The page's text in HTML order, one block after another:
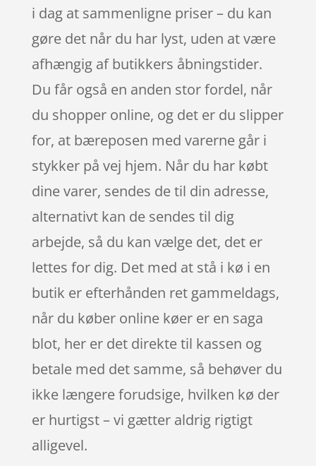
i dag at sammenligne priser – du kan
gøre det når du har lyst, uden at være
afhængig af butikkers åbningstider.
Du får også en anden stor fordel, når
du shopper online, og det er du slipper
for, at bæreposen med varerne går i
stykker på vej hjem. Når du har købt
dine varer, sendes de til din adresse,
alternativt kan de sendes til dig
arbejde, så du kan vælge det, det er
lettes for dig. Det med at stå i kø i en
butik er efterhånden ret gammeldags,
når du køber online køer er en saga
blot, her er det direkte til kassen og
betale med det samme, så behøver du
ikke længere forudsige, hvilken kø der
er hurtigst – vi gætter aldrig rigtigt
alligevel.